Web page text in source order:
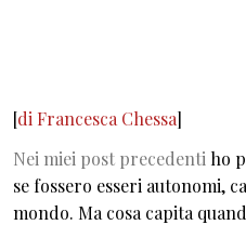
[di Francesca Chessa]
Nei miei post precedenti ho
se fossero esseri autonomi,
mondo. Ma cosa capita